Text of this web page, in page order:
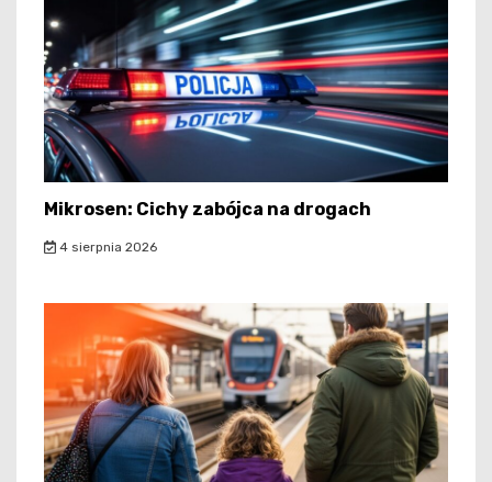
Mikrosen: Cichy zabójca na drogach
4 sierpnia 2026